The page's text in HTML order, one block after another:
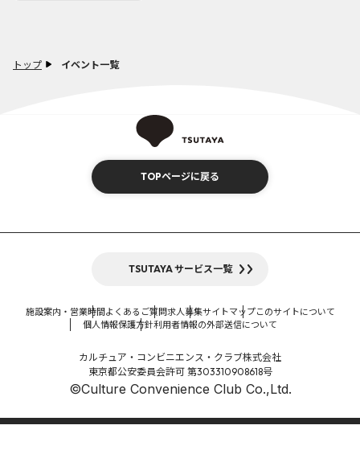
トップ イベント一覧
TOPページに戻る
TSUTAYA サービス一覧
施設案内・営業時間よくあるご質問求人募集サイトマップこのサイトについて
個人情報保護方針利用者情報の外部送信について
カルチュア・コンビニエンス・クラブ株式会社
東京都公安委員会許可 第303310908618号
©Culture Convenience Club Co.,Ltd.